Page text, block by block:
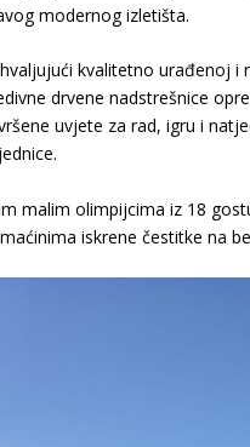
modernog izletišta.
kvalitetno urađenoj i
drvene nadstrešnice
uvjete za rad, igru i
malim olimpijcima iz 18
iskrene čestitke na